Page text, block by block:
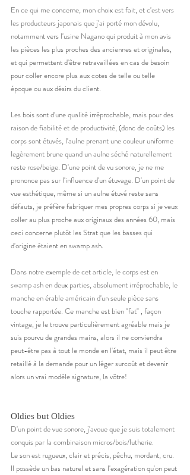
En ce qui me concerne, mon choix est fait, et c'est vers
les producteurs japonais que j'ai porté mon dévolu,
notamment vers l'usine Nagano qui produit à mon avis
les pièces les plus proches des anciennes et originales,
et qui permettent d'être retravaillées en cas de besoin
pour coller encore plus aux cotes de telle ou telle
époque ou aux désirs du client.
Les bois sont d'une qualité irréprochable, mais pour des
raison de fiabilité et de productivité, (donc de coûts) les
corps sont étuvés, l'aulne prenant une couleur uniforme
legèrement brune quand un aulne séché naturellement
reste rose/beige. D'une point de vu sonore, je ne me
prononce pas sur l'influence d'un étuvage. D'un point de
vue esthétique, même si un aulne étuvé reste sans
défauts, je préfère fabriquer mes propres corps si je veux
coller au plus proche aux originaux des années 60, mais
ceci concerne plutôt les Strat que les basses qui
d'origine étaient en swamp ash.
Dans notre exemple de cet article, le corps est en
swamp ash en deux parties, absolument irréprochable, le
manche en érable américain d'un seule pièce sans
touche rapportée. Ce manche est bien "fat" , façon
vintage, je le trouve particulièrement agréable mais je
suis pourvu de grandes mains, alors il ne conviendra
peut-être pas à tout le monde en l'état, mais il peut être
retaillé à la demande pour un léger surcoût et devenir
alors un vrai modèle signature, la vôtre!
Oldies but Oldies
D'un point de vue sonore, j'avoue que je suis totalement
conquis par la combinaison micros/bois/lutherie.
Le son est rugueux, clair et précis, pêchu, mordant, cru.
Il possède un bas naturel et sans l'exagération qu'on peut